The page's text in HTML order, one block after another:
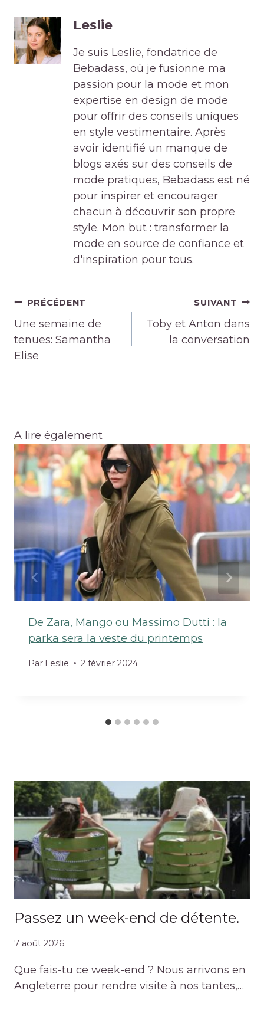
Leslie
Je suis Leslie, fondatrice de
Bebadass, où je fusionne ma
passion pour la mode et mon
expertise en design de mode
pour offrir des conseils uniques
en style vestimentaire. Après
avoir identifié un manque de
blogs axés sur des conseils de
mode pratiques, Bebadass est né
pour inspirer et encourager
chacun à découvrir son propre
style. Mon but : transformer la
mode en source de confiance et
d'inspiration pour tous.
Navigation
de
l’article
PRÉCÉDENT
Une semaine de
tenues: Samantha
Elise
SUIVANT
Toby et Anton dans
la conversation
A lire également
De Zara, Mango ou Massimo Dutti : la
parka sera la veste du printemps
Par Leslie 2 février 2024
Passez un week-end de détente.
7 août 2026
Que fais-tu ce week-end ? Nous arrivons en
Angleterre pour rendre visite à nos tantes,…